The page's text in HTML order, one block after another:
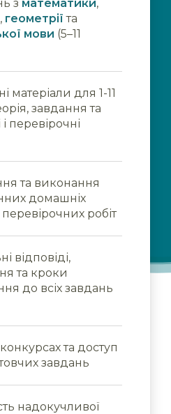
з математики,
, геометрії та
мови (5–11
матеріали для 1-11
завдання та
перевірочні
та виконання
домашніх
робіт
відповіді,
та кроки
до всіх завдань
та доступ
завдань
надокучливої